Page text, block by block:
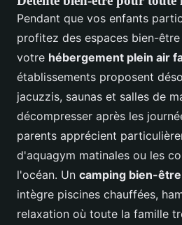
Pendant que vos enfants
profitez des espaces bien-
votre hébergement plein air
établissements proposent
jacuzzis, saunas et salles de
décompresser après les
parents apprécient
d'aquagym matinales ou les
l'océan. Un camping bien-
intègre piscines chauffées,
relaxation où toute la famille